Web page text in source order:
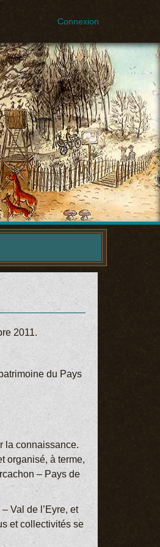
Connexion
2011.
du Pays
la connaissance.
organisé, à terme,
– Pays de
Val de l’Eyre, et
et collectivités se